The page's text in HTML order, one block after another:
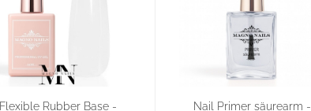
Flexible Rubber Base -
Nail Primer säurearm -